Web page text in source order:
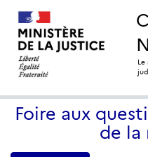
Foire aux
de la